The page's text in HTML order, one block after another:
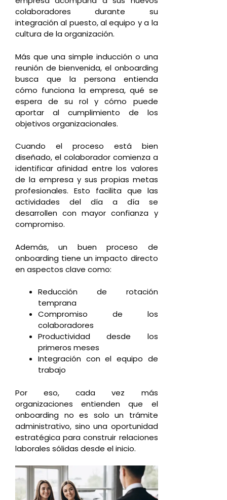
colaboradores durante su
integración al puesto, al equipo y a la
cultura de la organización.
Más que una simple inducción o una
reunión de bienvenida, el onboarding
busca que la persona entienda
cómo funciona la empresa, qué se
espera de su rol y cómo puede
aportar al cumplimiento de los
objetivos organizacionales.
Cuando el proceso está bien
diseñado, el colaborador comienza a
identificar afinidad entre los valores
de la empresa y sus propias metas
profesionales. Esto facilita que las
actividades del día a día se
desarrollen con mayor confianza y
compromiso.
Además, un buen proceso de
onboarding tiene un impacto directo
en aspectos clave como:
Reducción de rotación
temprana
Compromiso de los
colaboradores
Productividad desde los
primeros meses
Integración con el equipo de
trabajo
Por eso, cada vez más
organizaciones entienden que el
onboarding no es solo un trámite
administrativo, sino una oportunidad
estratégica para construir relaciones
laborales sólidas desde el inicio.